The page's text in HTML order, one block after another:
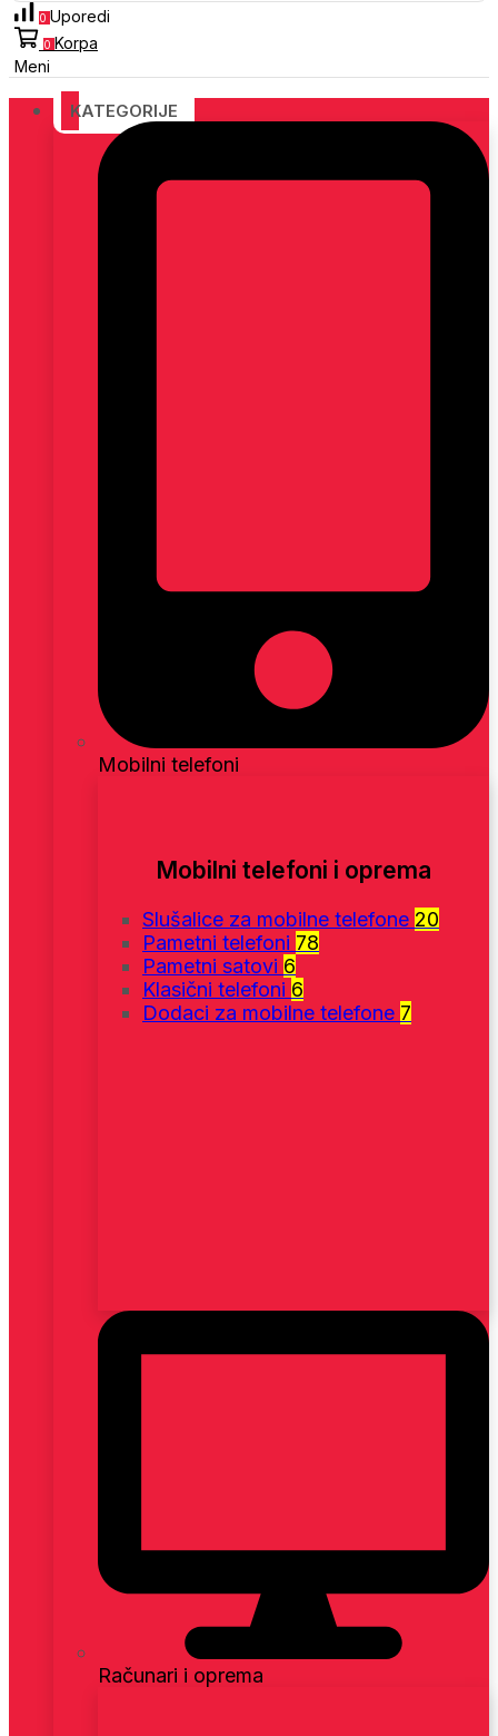
0 Uporedi
0 Korpa
Meni
KATEGORIJE
Mobilni telefoni
Mobilni telefoni i oprema
Slušalice za mobilne telefone 20
Pametni telefoni 78
Pametni satovi 6
Klasični telefoni 6
Dodaci za mobilne telefone 7
Računari i oprema